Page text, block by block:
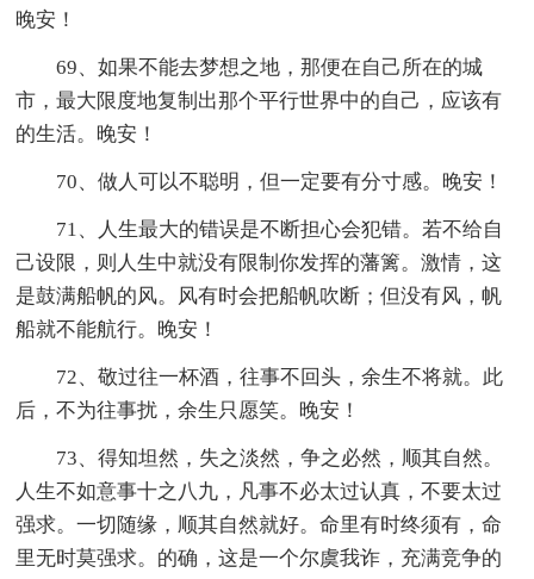
晚安！
69、如果不能去梦想之地，那便在自己所在的城
市，最大限度地复制出那个平行世界中的自己，应该有
的生活。晚安！
70、做人可以不聪明，但一定要有分寸感。晚安！
71、人生最大的错误是不断担心会犯错。若不给自
己设限，则人生中就没有限制你发挥的藩篱。激情，这
是鼓满船帆的风。风有时会把船帆吹断；但没有风，帆
船就不能航行。晚安！
72、敬过往一杯酒，往事不回头，余生不将就。此
后，不为往事扰，余生只愿笑。晚安！
73、得知坦然，失之淡然，争之必然，顺其自然。
人生不如意事十之八九，凡事不必太过认真，不要太过
强求。一切随缘，顺其自然就好。命里有时终须有，命
里无时莫强求。的确，这是一个尔虞我诈，充满竞争的